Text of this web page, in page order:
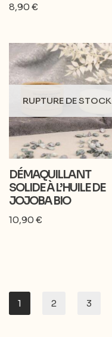
8,90€
RUPTURE DE STOCK
DÉMAQUILLANT
SOLIDE À L’HUILE DE
JOJOBA BIO
10,90€
1 2 3